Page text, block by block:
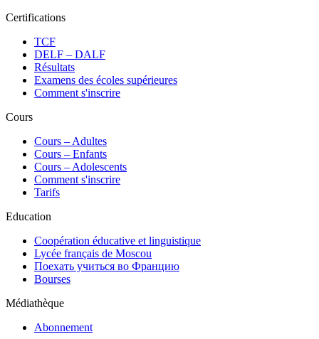
Certifications
TCF
DELF – DALF
Résultats
Examens des écoles supérieures
Comment s'inscrire
Cours
Сours – Adultes
Cours – Enfants
Cours – Adolescents
Comment s'inscrire
Tarifs
Education
Coopération éducative et linguistique
Lycée français de Moscou
Поехать учиться во Францию
Bourses
Médiathèque
Abonnement